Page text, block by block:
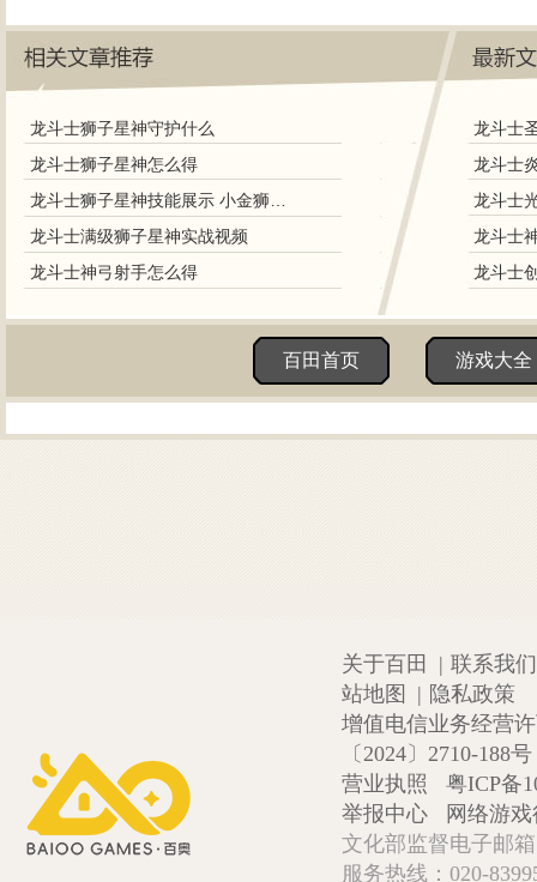
龙斗士狮子星神守护什么
龙斗士狮子星神怎么得
龙斗士狮子星神技能展示 小金狮技能解析
龙斗士满级狮子星神实战视频
龙斗士神弓射手怎么得
百田首页 游戏大全
关于百田 | 联系我们
站地图
| 隐私政策
增值电信业务经营
〔2024〕2710-188号
营业执照
粤ICP备
举报中心
网络游
文化部监督电子邮
服务热线：020-